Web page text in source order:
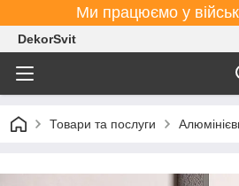
Ми працюємо у
DekorSvit
Товари та послуги